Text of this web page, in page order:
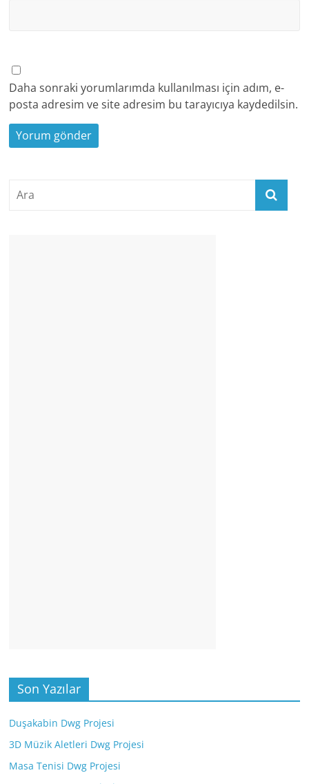
Daha sonraki yorumlarımda kullanılması için adım, e-
posta adresim ve site adresim bu tarayıcıya kaydedilsin.
Son Yazılar
Duşakabin Dwg Projesi
3D Müzik Aletleri Dwg Projesi
Masa Tenisi Dwg Projesi